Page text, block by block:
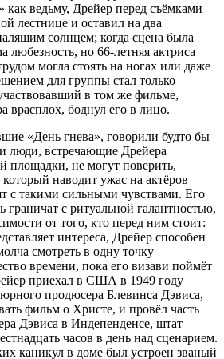
как ведьму, Дрейер перед съёмками
лестнице и оставил на два
солнцем; когда сцена была
любезность, но 66-летняя актриса
могла стоять на ногах или даже
для группы стал только
в том же фильме,
врасплох, боднул его в лицо.
«День гнева», говорили будто бы
люди, встречающие Дрейера
площадки, не могут поверить,
наводит ужас на актёров
с такими сильными чувствами. Его
граничат с ритуальной галантностью,
от того, кто перед ним стоит:
интереса, Дрейер способен
смотреть в одну точку
времени, пока его визави поймёт
приехал в США в 1949 году
продюсера Блевинса Дэвиса,
фильм о Христе, и провёл часть
Дэвиса в Индепенденсе, штат
часов в день над сценарием.
каникул в доме был устроен званый